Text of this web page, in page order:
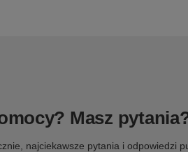
Masz
najciekawsze pytania i odpowiedzi